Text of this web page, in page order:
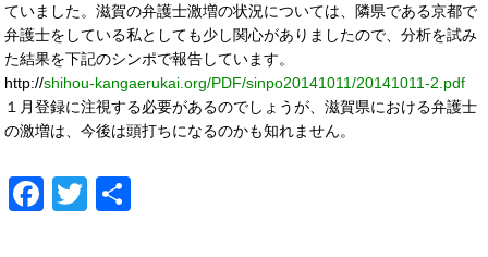
ていました。滋賀の弁護士激増の状況については、隣県である京都で
弁護士をしている私としても少し関心がありましたので、分析を試み
た結果を下記のシンポで報告しています。
http://shihou-kangaerukai.org/PDF/sinpo20141011/20141011-2.pdf
１月登録に注視する必要があるのでしょうが、滋賀県における弁護士
の激増は、今後は頭打ちになるのかも知れません。
Facebook
Twitter